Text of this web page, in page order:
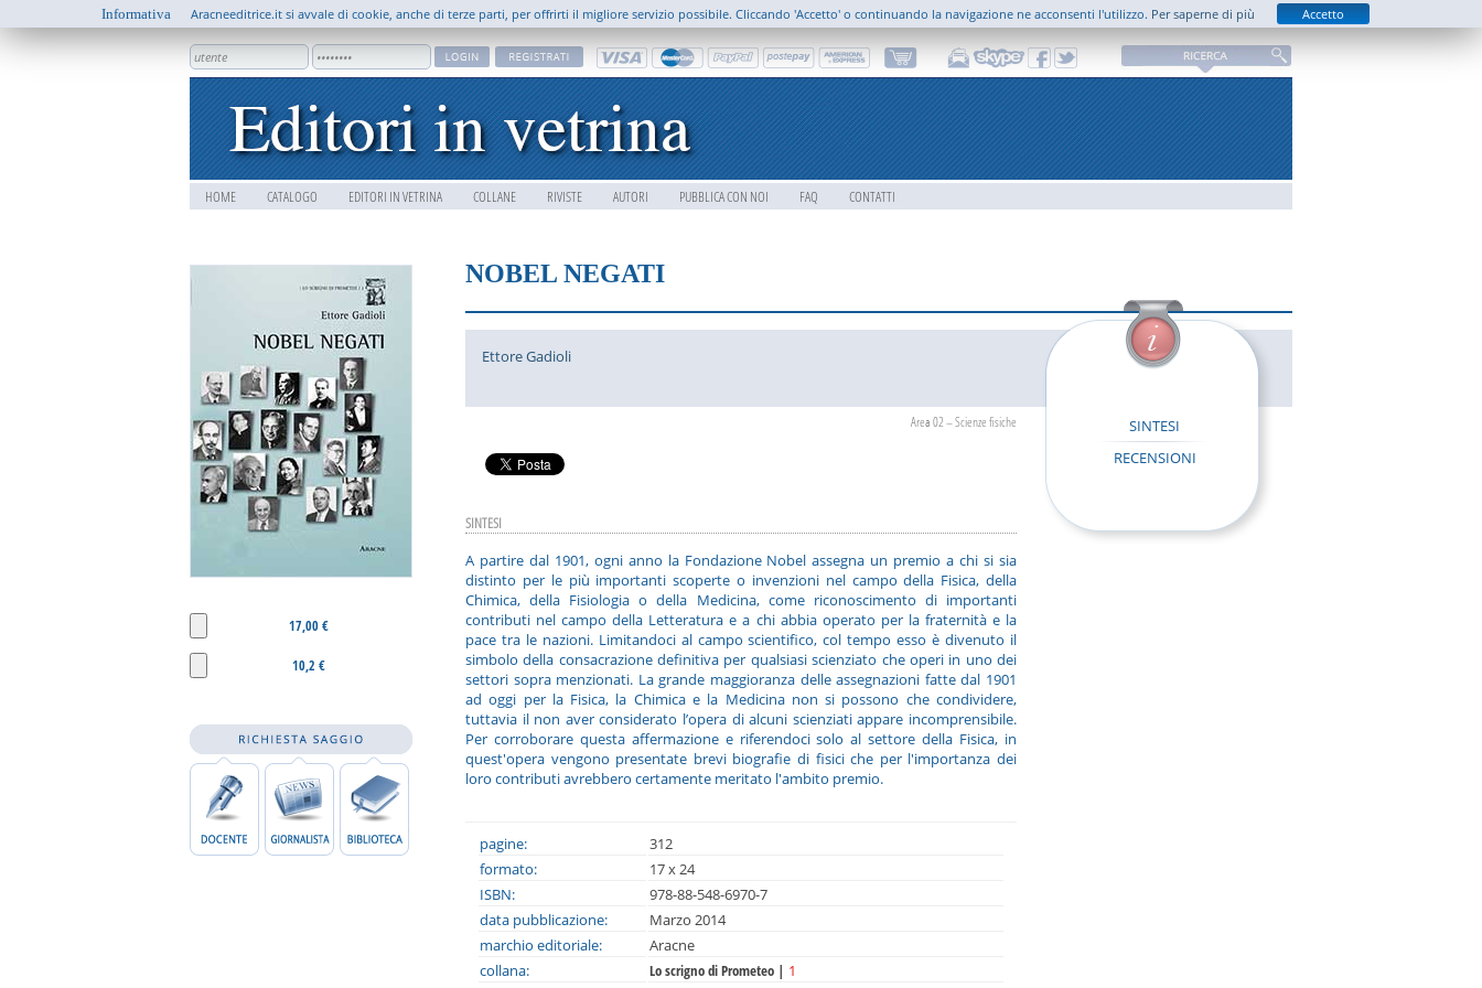
HOME CATALOGO EDITORI IN VETRINA COLLANE RIVISTE AUTORI PUBBLICA CON NOI FAQ CONTATTI
NOBEL NEGATI
17,00 €
10,2 €
Ettore Gadioli
Area 02 – Scienze fisiche
SINTESI
A partire dal 1901, ogni anno la Fondazione Nobel assegna un premio a chi si sia
distinto per le più importanti scoperte o invenzioni nel campo della Fisica, della
Chimica, della Fisiologia o della Medicina, come riconoscimento di importanti
contributi nel campo della Letteratura e a chi abbia operato per la fraternità e la
pace tra le nazioni. Limitandoci al campo scientifico, col tempo esso è divenuto il
simbolo della consacrazione definitiva per qualsiasi scienziato che operi in uno dei
settori sopra menzionati. La grande maggioranza delle assegnazioni fatte dal 1901
ad oggi per la Fisica, la Chimica e la Medicina non si possono che condividere,
tuttavia il non aver considerato l’opera di alcuni scienziati appare incomprensibile.
Per corroborare questa affermazione e riferendoci solo al settore della Fisica, in
quest'opera vengono presentate brevi biografie di fisici che per l'importanza dei
loro contributi avrebbero certamente meritato l'ambito premio.
pagine:
312
formato:
17 x 24
ISBN:
978-88-548-6970-7
data pubblicazione:
Marzo 2014
marchio editoriale:
Aracne
collana:
Lo scrigno di Prometeo | 1
SINTESI
RECENSIONI
Informativa Aracneeditrice.it si avvale di cookie, anche di terze parti, per offrirti il migliore servizio possibile. Cliccando 'Accetto' o continuando la navigazione ne acconsenti l'utilizzo. Per saperne di più Accetto